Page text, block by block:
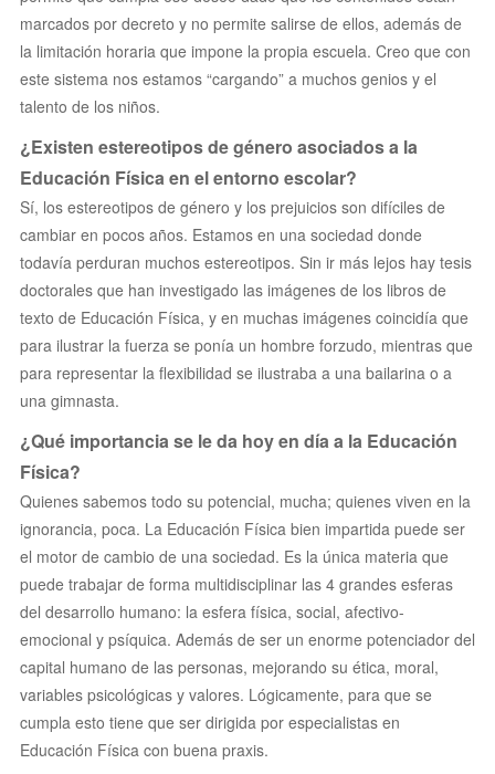
marcados por decreto y no permite salirse de ellos, además de
la limitación horaria que impone la propia escuela. Creo que con
este sistema nos estamos “cargando” a muchos genios y el
talento de los niños.
¿Existen estereotipos de género asociados a la
Educación Física en el entorno escolar?
Sí, los estereotipos de género y los prejuicios son difíciles de
cambiar en pocos años. Estamos en una sociedad donde
todavía perduran muchos estereotipos. Sin ir más lejos hay tesis
doctorales que han investigado las imágenes de los libros de
texto de Educación Física, y en muchas imágenes coincidía que
para ilustrar la fuerza se ponía un hombre forzudo, mientras que
para representar la flexibilidad se ilustraba a una bailarina o a
una gimnasta.
¿Qué importancia se le da hoy en día a la Educación
Física?
Quienes sabemos todo su potencial, mucha; quienes viven en la
ignorancia, poca. La Educación Física bien impartida puede ser
el motor de cambio de una sociedad. Es la única materia que
puede trabajar de forma multidisciplinar las 4 grandes esferas
del desarrollo humano: la esfera física, social, afectivo-
emocional y psíquica. Además de ser un enorme potenciador del
capital humano de las personas, mejorando su ética, moral,
variables psicológicas y valores. Lógicamente, para que se
cumpla esto tiene que ser dirigida por especialistas en
Educación Física con buena praxis.